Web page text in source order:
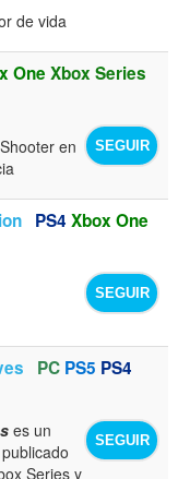
de vida
One Xbox Series
SEGUIR
en
PS4 Xbox One
SEGUIR
PC PS5 PS4
SEGUIR
es un
Series y